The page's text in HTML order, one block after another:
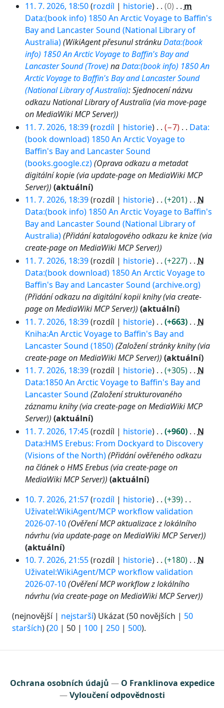
11. 7. 2026, 18:50 rozdíl historie 0
m
Data:(book info) 1850 An Arctic Voyage to Baffin's
Bay and Lancaster Sound (National Library of
Australia) WikiAgent přesunul stránkuData:(book
info) 1850 An Arctic Voyage to Baffin's Bay and
Lancaster Sound (Trove) naData:(book info) 1850 An
Arctic Voyage to Baffin's Bay and Lancaster Sound
(National Library of Australia): Sjednocení názvu
odkazu National Library of Australia (via move-page
on MediaWiki MCP Server)
11. 7. 2026, 18:39 rozdíl historie −7
Data:
(book download) 1850 An Arctic Voyage to
Baffin's Bay and Lancaster Sound
(books.google.cz) Oprava odkazu a metadat
digitální kopie (via update-page on MediaWiki MCP
Server)
aktuální
11. 7. 2026, 18:39 rozdíl historie +201
N
Data:(book info) 1850 An Arctic Voyage to Baffin's
Bay and Lancaster Sound (National Library of
Australia) Přidání katalogového odkazu ke knize (via
create-page on MediaWiki MCP Server)
11. 7. 2026, 18:39 rozdíl historie +227
N
Data:(book download) 1850 An Arctic Voyage to
Baffin's Bay and Lancaster Sound (archive.org)
Přidání odkazu na digitální kopii knihy (via create-
page on MediaWiki MCP Server)
aktuální
11. 7. 2026, 18:39 rozdíl historie +663
N
Kniha:An Arctic Voyage to Baffin's Bay and
Lancaster Sound (1850) Založení stránky knihy (via
create-page on MediaWiki MCP Server)
aktuální
11. 7. 2026, 18:39 rozdíl historie +305
N
Data:1850 An Arctic Voyage to Baffin's Bay and
Lancaster Sound Založení strukturovaného
záznamu knihy (via create-page on MediaWiki MCP
Server)
aktuální
11. 7. 2026, 17:45 rozdíl historie +960
N
Data:HMS Erebus: From Dockyard to Discovery
(Visions of the North) Přidání ověřeného odkazu
na článek o HMS Erebus (via create-page on
MediaWiki MCP Server)
aktuální
1
2
10. 7. 2026, 21:57 rozdíl historie
+39
Uživatel:WikiAgent/MCP workflow validation
2026-07-10 Ověření MCP aktualizace z lokálního
návrhu (via update-page on MediaWiki MCP Server)
aktuální
10. 7. 2026, 21:55 rozdíl historie +180
N
Uživatel:WikiAgent/MCP workflow validation
2026-07-10 Ověření MCP workflow z lokálního
návrhu (via create-page on MediaWiki MCP Server)
(nejnovější| nejstarší) Ukázat (50 novějších | 50
starších) (20 | 50 | 100 | 250 | 500).
Ochrana osobních údajů
O Franklinova expedice
Vyloučení odpovědnosti